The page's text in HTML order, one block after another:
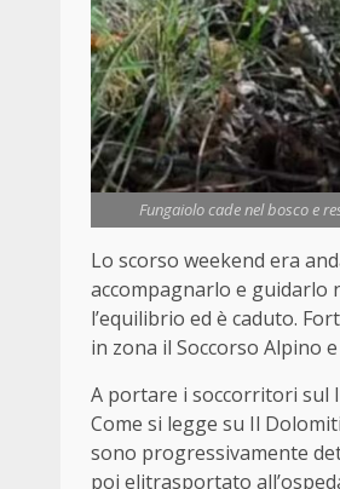
Fungaiolo cade nel bosco e
Lo scorso weekend era
accompagnarlo e guidarlo
l’equilibrio ed è caduto.
in zona il Soccorso Alpino
A portare i soccorritori sul
Come si legge su Il
sono progressivamente
poi elitrasportato